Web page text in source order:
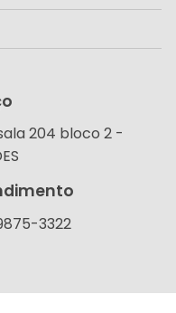
204 bloco 2 -
3322